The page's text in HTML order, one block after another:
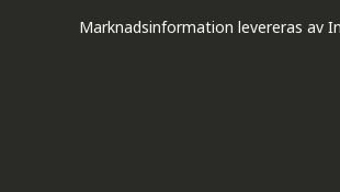
Marknadsinformation levereras av